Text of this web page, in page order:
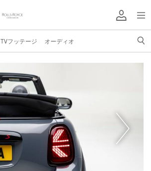
TVフッテージ オーディオ